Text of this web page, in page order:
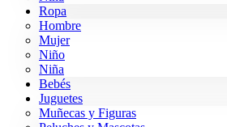
Ropa
Hombre
Mujer
Niño
Niña
Bebés
Juguetes
Muñecas y Figuras